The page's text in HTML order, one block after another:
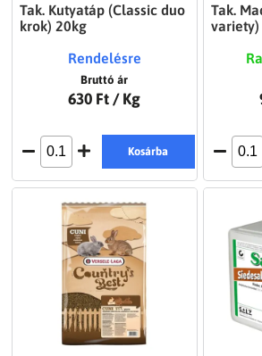
Tak. Kutyatáp (Classic duo
krok) 20kg
Rendelésre
Bruttó ár
630 Ft / Kg
Kosárba
Tak.